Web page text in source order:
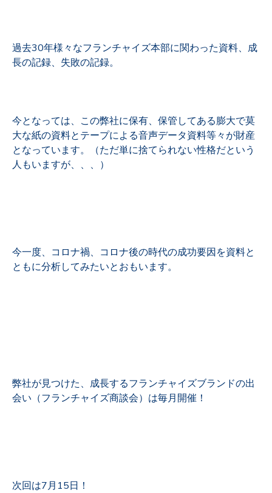
過去30年様々なフランチャイズ本部に関わった資料、成
長の記録、失敗の記録。
今となっては、この弊社に保有、保管してある膨大で莫
大な紙の資料とテープによる音声データ資料等々が財産
となっています。（ただ単に捨てられない性格だという
人もいますが、、、）
今一度、コロナ禍、コロナ後の時代の成功要因を資料と
ともに分析してみたいとおもいます。
弊社が見つけた、成長するフランチャイズブランドの出
会い（フランチャイズ商談会）は毎月開催！
次回は7月15日！